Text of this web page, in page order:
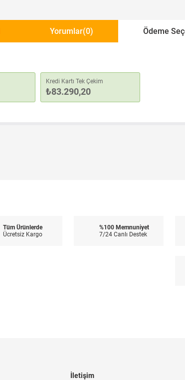
Yorumlar(0) Ödeme
Kredi Kartı Tek Çekim
₺83.290,20
Tüm Ürünlerde
Ücretsiz Kargo
%100 Memnuniyet
7/24 Canlı Destek
İletişim